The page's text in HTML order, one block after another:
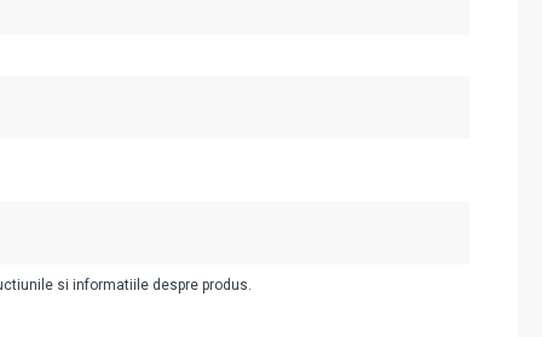
si informatiile despre produs.